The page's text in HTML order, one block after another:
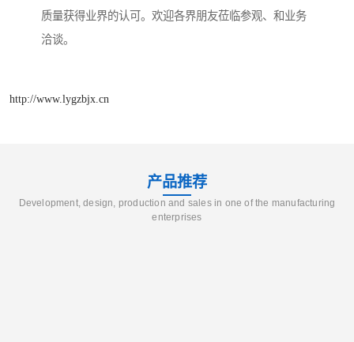
质量获得业界的认可。欢迎各界朋友莅临参观、和业务
洽谈。
http://www.lygzbjx.cn
产品推荐
Development, design, production and sales in one of the manufacturing
enterprises